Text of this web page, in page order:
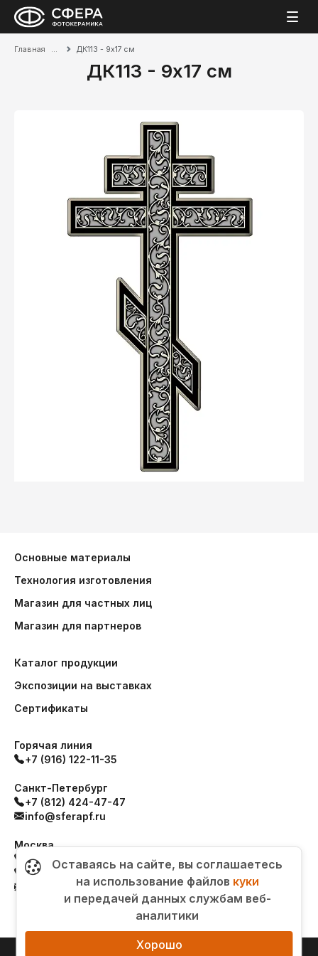
Главная ДК113 - 9х17 см
ДК113 - 9х17 см
Основные материалы
Технология изготовления
Магазин для частных лиц
Магазин для партнеров
Каталог продукции
Экспозиции на выставках
Сертификаты
Горячая линия
+7 (916) 122-11-35
Санкт-Петербург
+7 (812) 424-47-47
info@sferapf.ru
Москва
+7 (499) 517-93-99
+7 (499) 517-93-99
order@sferapf.ru
Оставаясь на сайте, вы соглашаетесь
на использование файлов куки
и передачей данных службам веб-
аналитики
Хорошо